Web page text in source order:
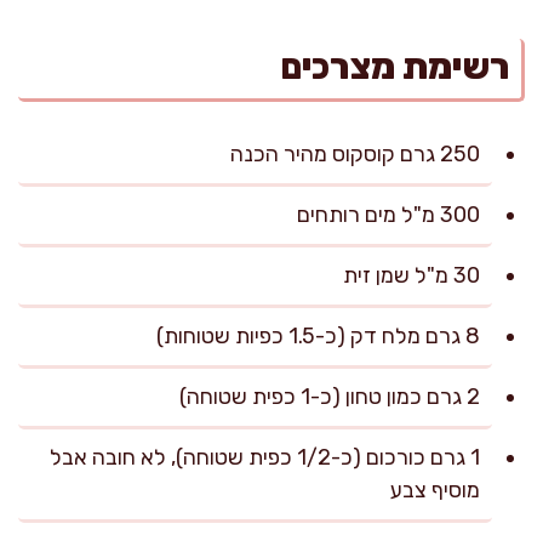
רשימת מצרכים
250 גרם קוסקוס מהיר הכנה
300 מ"ל מים רותחים
30 מ"ל שמן זית
8 גרם מלח דק (כ-1.5 כפיות שטוחות)
2 גרם כמון טחון (כ-1 כפית שטוחה)
1 גרם כורכום (כ-1/2 כפית שטוחה), לא חובה אבל
מוסיף צבע